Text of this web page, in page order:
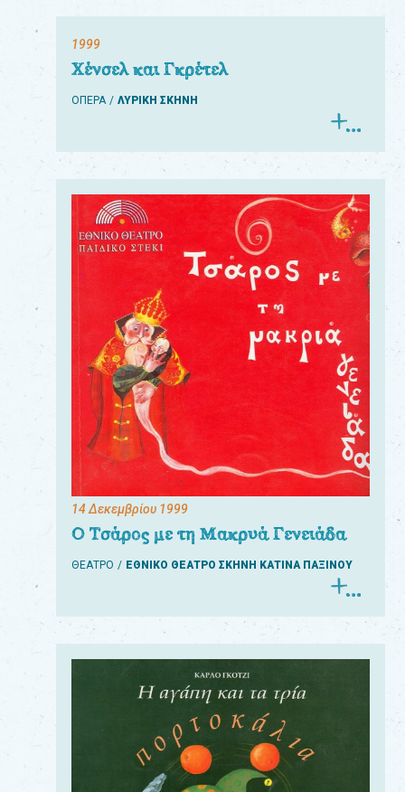
1999
Χένσελ και Γκρέτελ
ΟΠΕΡΑ ΛΥΡΙΚΗ ΣΚΗΝΗ
14 Δεκεμβρίου 1999
Ο Τσάρος με τη Μακρυά Γενειάδα
ΘΕΑΤΡΟ ΕΘΝΙΚΟ ΘΕΑΤΡΟ ΣΚΗΝΗ ΚΑΤΙΝΑ ΠΑΞΙΝΟΥ